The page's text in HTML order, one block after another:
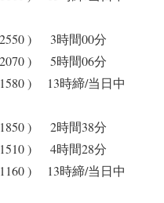
2550 ) 3時間00分
) 5時間06分
1580 ) 13時締/当日中
1850 ) 2時間38分
) 4時間28分
1160 ) 13時締/当日中